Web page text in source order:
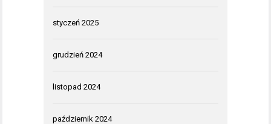
styczeń 2025
grudzień 2024
listopad 2024
październik 2024